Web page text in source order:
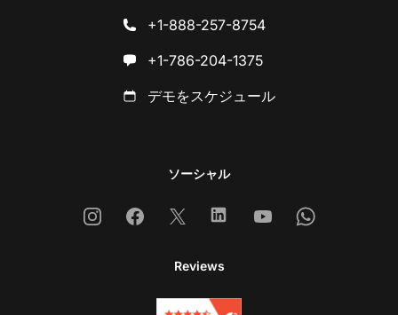
+1-888-257-8754
+1-786-204-1375
デモをスケジュール
ソーシャル
InstagramFacebook
X LinkedinYoutubeWhatsapp
Reviews